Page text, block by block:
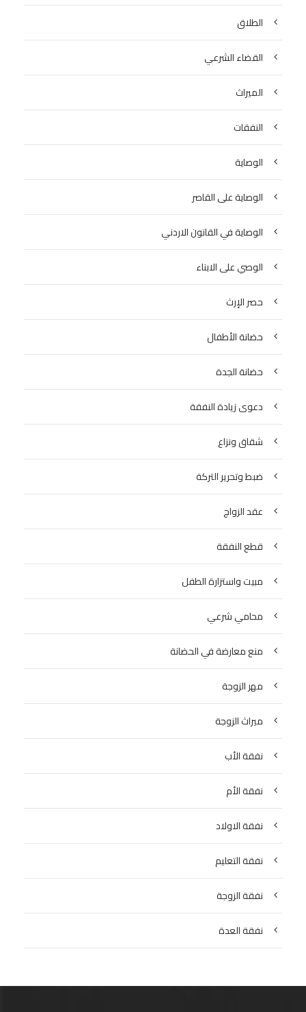
الطلاق
القضاء الشرعي
الميراث
النفقات
الوصاية
الوصاية على القاصر
الوصاية في القانون الاردني
الوصي على الابناء
حصر الإرث
حضانة الأطفال
حضانة الجدة
دعوى زيادة النفقة
شقاق ونزاع
ضبط وتحرير التركة
عقد الزواج
قطع النفقة
مبيت واستزارة الطفل
محامي شرعي
منع معارضة في الحضانة
مهر الزوجة
ميراث الزوجة
نفقة الأب
نفقة الأم
نفقة الاولاد
نفقة التعليم
نفقة الزوجة
نفقة العدة